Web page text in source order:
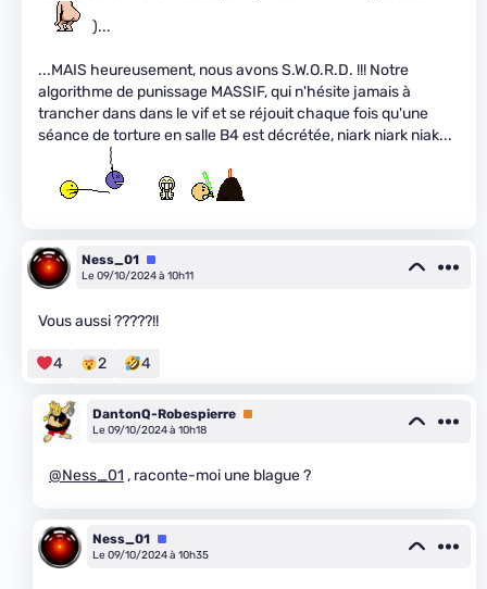
)...
...MAIS heureusement, nous avons S.W.O.R.D. !!! Notre
algorithme de punissage MASSIF, qui n'hésite jamais à
trancher dans dans le vif et se réjouit chaque fois qu'une
séance de torture en salle B4 est décrétée, niark niark niak...
Ness_01 Équipe
Le 09/10/2024 à 10h11
Vous aussi ?????!!
4 2 4
DantonQ-Robespierre Premium
Le 09/10/2024 à 10h18
@Ness_01 , raconte-moi une blague ?
Ness_01 Équipe
Le 09/10/2024 à 10h35